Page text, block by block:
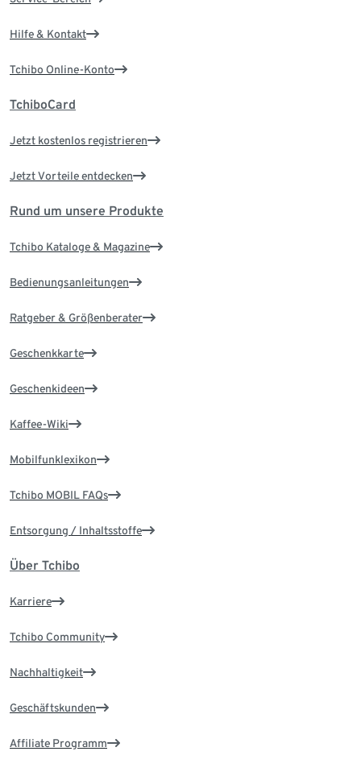
Hilfe & Kontakt
Tchibo Online-Konto
TchiboCard
Jetzt kostenlos registrieren
Jetzt Vorteile entdecken
Rund um unsere Produkte
Tchibo Kataloge & Magazine
Bedienungsanleitungen
Ratgeber & Größenberater
Geschenkkarte
Geschenkideen
Kaffee-Wiki
Mobilfunklexikon
Tchibo MOBIL FAQs
Entsorgung / Inhaltsstoffe
Über Tchibo
Karriere
Tchibo Community
Nachhaltigkeit
Geschäftskunden
Affiliate Programm